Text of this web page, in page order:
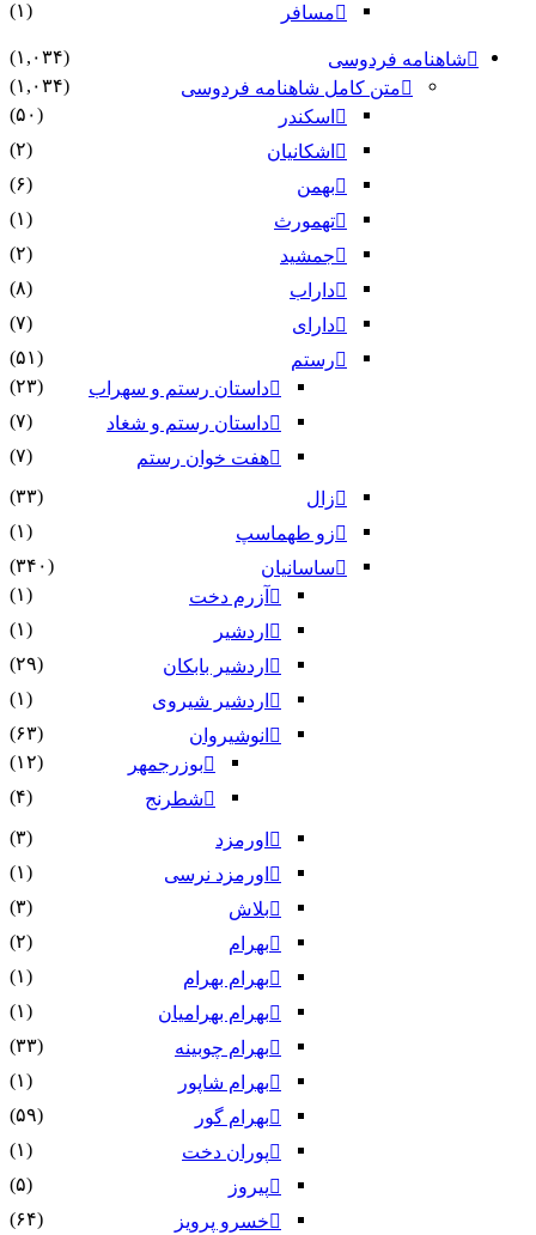
مسافر
(۱)
شاهنامه فردوسی
(۱,۰۳۴)
متن کامل شاهنامه فردوسی
(۱,۰۳۴)
اسکندر
(۵۰)
اشکانیان
(۲)
بهمن
(۶)
تهمورث
(۱)
جمشید
(۲)
داراب
(۸)
دارای
(۷)
رستم
(۵۱)
داستان رستم و سهراب
(۲۳)
داستان رستم و شغاد
(۷)
هفت خوان رستم‏
(۷)
زال
(۳۳)
زو طهماسپ‏
(۱)
ساسانیان
(۳۴۰)
آزرم دخت
(۱)
اردشیر
(۱)
اردشیر بابکان
(۲۹)
اردشیر شیروی
(۱)
انوشیروان
(۶۳)
بوزرجمهر
(۱۲)
شطرنج
(۴)
اورمزد
(۳)
اورمزد نرسى‏
(۱)
بلاش
(۳)
بهرام
(۲)
بهرام بهرام
(۱)
بهرام بهرامیان‏
(۱)
بهرام چوبینه
(۳۳)
بهرام شاپور
(۱)
بهرام گور
(۵۹)
پوران دخت
(۱)
پیروز
(۵)
خسرو پرویز
(۶۴)